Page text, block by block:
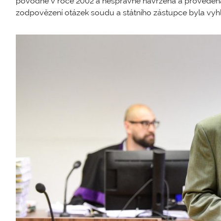
zodpovězení otázek soudu a státního zástupce byla